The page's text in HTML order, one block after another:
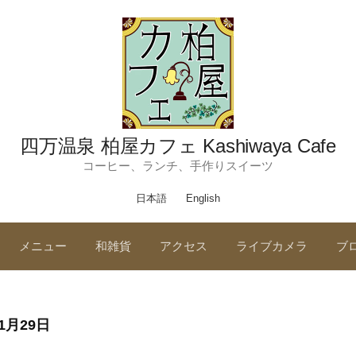
四万温泉 柏屋カフェ Kashiwaya Cafe
コーヒー、ランチ、手作りスイーツ
日本語 English
メニュー 和雑貨 アクセス ライブカメラ ブ
月29日